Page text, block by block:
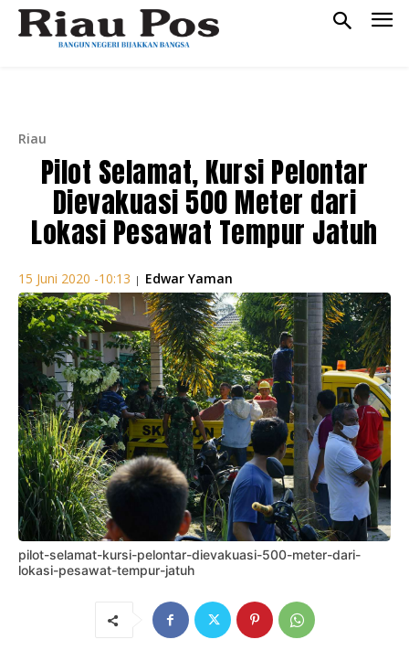
Riau
Pilot Selamat, Kursi Pelontar
Dievakuasi 500 Meter dari
Lokasi Pesawat Tempur Jatuh
15 Juni 2020 -10:13 | Edwar Yaman
pilot-selamat-kursi-pelontar-dievakuasi-500-meter-dari-
lokasi-pesawat-tempur-jatuh